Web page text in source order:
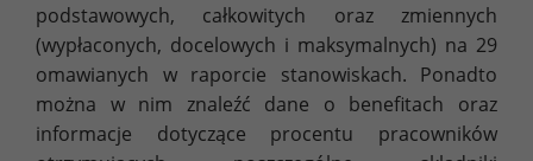
podstawowych, całkowitych oraz zmiennych
(wypłaconych, docelowych i maksymalnych) na 29
omawianych w raporcie stanowiskach. Ponadto
można w nim znaleźć dane o benefitach oraz
informacje dotyczące procentu pracowników